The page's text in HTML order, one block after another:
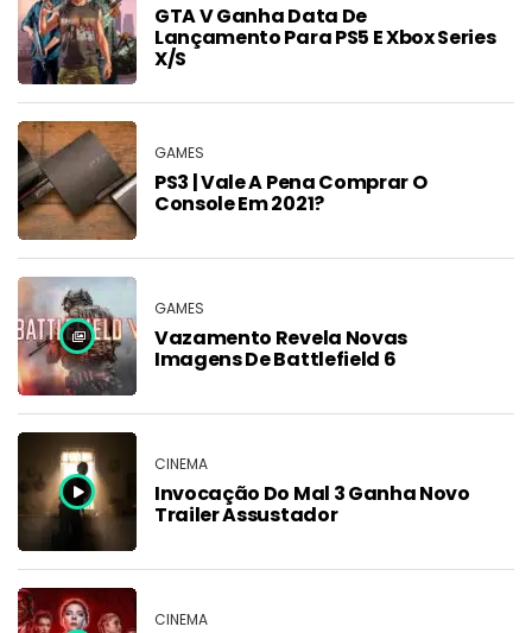
GTA V Ganha Data De
Lançamento Para PS5 E Xbox Series
X/S
GAMES
PS3 | Vale A Pena Comprar O
Console Em 2021?
GAMES
Vazamento Revela Novas
Imagens De Battlefield 6
CINEMA
Invocação Do Mal 3 Ganha Novo
Trailer Assustador
CINEMA